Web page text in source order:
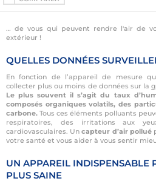
… de vous qui peuvent rendre l'air de
extérieur !
QUELLES DONNÉES
En fonction de l’appareil de mesure
collecter plus ou moins de données sur la
Le plus souvent il s’agit du taux
composés organiques volatils, des
carbone. Tous ces éléments polluants
respiratoires, des irritations aux
cardiovasculaires. Uncapteur d’air pollué
votre santé et vous aider à vous sentir
UN APPAREIL INDISPENSABLE
PLUS SAINE